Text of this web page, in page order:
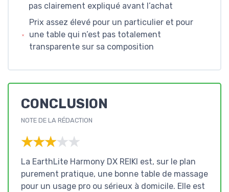
pas clairement expliqué avant l’achat
Prix assez élevé pour un particulier et pour
une table qui n’est pas totalement
transparente sur sa composition
CONCLUSION
NOTE DE LA RÉDACTION
★★★★★
★★★★★
La EarthLite Harmony DX REIKI est, sur le plan
purement pratique, une bonne table de massage
pour un usage pro ou sérieux à domicile. Elle est